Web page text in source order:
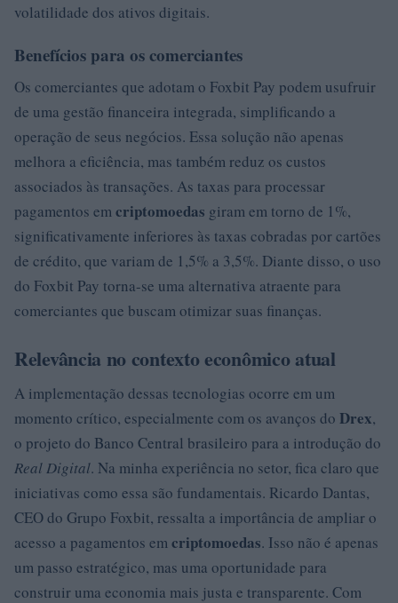
volatilidade dos ativos digitais.
Benefícios para os comerciantes
Os comerciantes que adotam o Foxbit Pay podem usufruir
de uma gestão financeira integrada, simplificando a
operação de seus negócios. Essa solução não apenas
melhora a eficiência, mas também reduz os custos
associados às transações. As taxas para processar
pagamentos emcriptomoedas giram em torno de 1%,
significativamente inferiores às taxas cobradas por cartões
de crédito, que variam de 1,5% a 3,5%. Diante disso, o uso
do Foxbit Pay torna-se uma alternativa atraente para
comerciantes que buscam otimizar suas finanças.
Relevância no contexto econômico atual
A implementação dessas tecnologias ocorre em um
momento crítico, especialmente com os avanços do Drex,
o projeto do Banco Central brasileiro para a introdução do
Real Digital. Na minha experiência no setor, fica claro que
iniciativas como essa são fundamentais. Ricardo Dantas,
CEO do Grupo Foxbit, ressalta a importância de ampliar o
acesso a pagamentos emcriptomoedas. Isso não é apenas
um passo estratégico, mas uma oportunidade para
construir uma economia mais justa e transparente. Com